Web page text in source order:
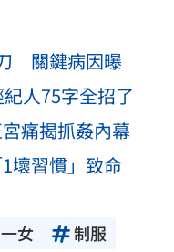
關鍵病因曝
人75字全招了
痛揭抓姦內幕
壞習慣」致命
女
制服